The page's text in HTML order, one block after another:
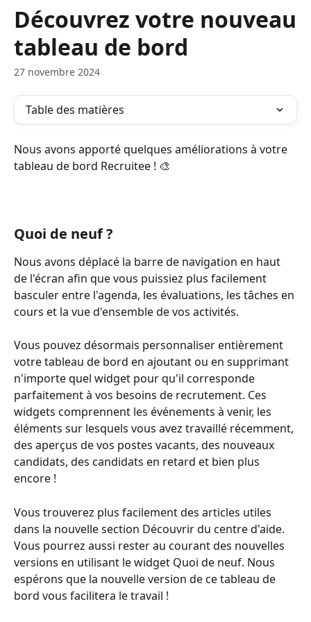
Passer au contenu principal
Découvrez votre nouveau
tableau de bord
27 novembre 2024
Table des matières
Nous avons apporté quelques améliorations à votre
tableau de bord Recruitee ! 🎨
Quoi de neuf ?
Nous avons déplacé la barre de navigation en haut
de l'écran afin que vous puissiez plus facilement
basculer entre l'agenda, les évaluations, les tâches en
cours et la vue d'ensemble de vos activités.
Vous pouvez désormais personnaliser entièrement
votre tableau de bord en ajoutant ou en supprimant
n'importe quel widget pour qu'il corresponde
parfaitement à vos besoins de recrutement. Ces
widgets comprennent les événements à venir, les
éléments sur lesquels vous avez travaillé récemment,
des aperçus de vos postes vacants, des nouveaux
candidats, des candidats en retard et bien plus
encore !
Vous trouverez plus facilement des articles utiles
dans la nouvelle section Découvrir du centre d'aide.
Vous pourrez aussi rester au courant des nouvelles
versions en utilisant le widget Quoi de neuf. Nous
espérons que la nouvelle version de ce tableau de
bord vous facilitera le travail !